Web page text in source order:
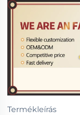
Termékleírás